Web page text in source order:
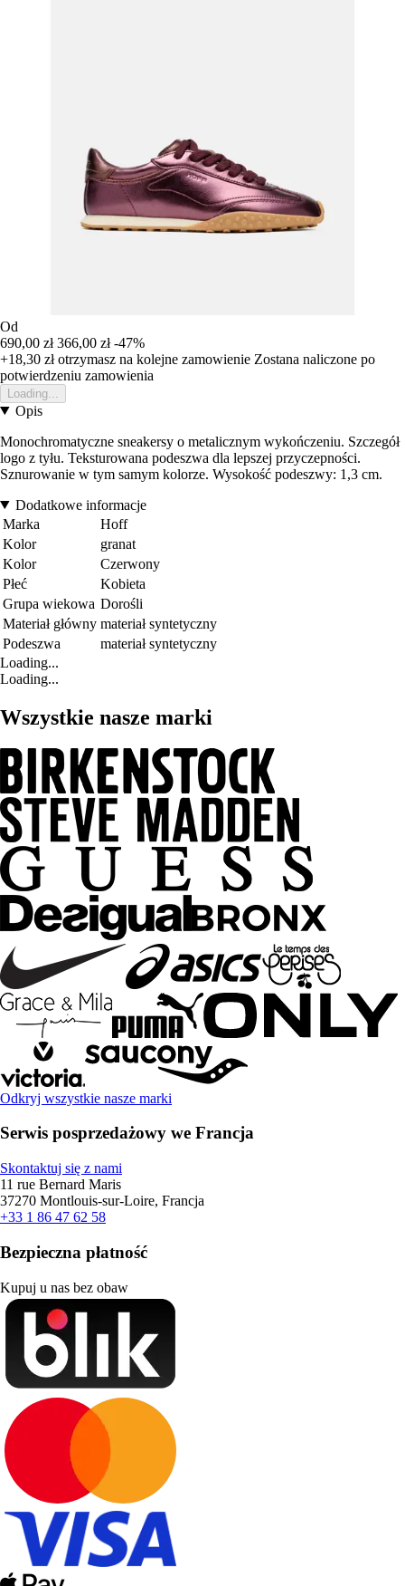
Od
690,00 zł 366,00 zł -47%
+18,30 złotrzymasz na kolejne zamowienie Zostana naliczone po
potwierdzeniu zamowienia
Loading...
Opis
Monochromatyczne sneakersy o metalicznym wykończeniu. Szczegół
logo z tyłu. Teksturowana podeszwa dla lepszej przyczepności.
Sznurowanie w tym samym kolorze. Wysokość podeszwy: 1,3 cm.
Dodatkowe informacje
Marka
Hoff
Kolor
granat
Kolor
Czerwony
Płeć
Kobieta
Grupa wiekowa Dorośli
Materiał główny materiał syntetyczny
Podeszwa
materiał syntetyczny
Loading...
Loading...
Wszystkie nasze marki
Odkryj wszystkie nasze marki
Serwis posprzedażowy we Francja
Skontaktuj się z nami
11 rue Bernard Maris
37270 Montlouis-sur-Loire, Francja
+33 1 86 47 62 58
Bezpieczna płatność
Kupuj u nas bez obaw